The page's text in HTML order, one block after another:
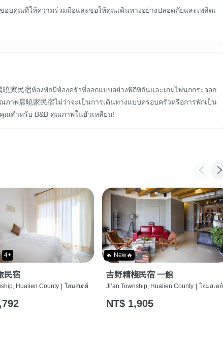
อบคุณที่ให้ความร่วมมือและขอให้คุณเดินทางอย่างปลอดภัยและเพลิดเ
家民宿ห้องพักมีห้องครัวที่ออกแบบอย่างพิถีพิถันและเกมไพ่นกกระจอก
าพ晨曉家民宿ไม่ว่าจะเป็นการเดินทางแบบครอบครัวหรือการพักเป็น
ณสำหรับ B&B คุณภาพในฮัวเหลียน!
4+
民宿
Hualien County โฮมสเตย์
🔥 New🔥
吉野精棧民宿 一館
Ji’an Township, Hualien County โฮมสเตย์
NT$ 1,905